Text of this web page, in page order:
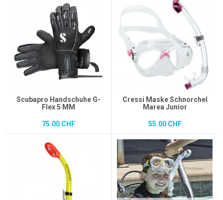
Scubapro Handschuhe G-
Flex 5 MM
75.00 CHF
Cressi Maske Schnorchel
Marea Junior
55.00 CHF